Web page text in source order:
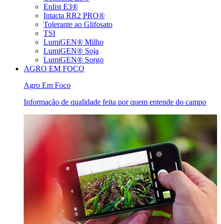
Enlist E3®
Intacta RR2 PRO®
Tolerante ao Glifosato
TSI
LumiGEN® Milho
LumiGEN® Soja
LumiGEN® Sorgo
AGRO EM FOCO
Agro Em Foco
Informação de qualidade feita por quem entende do campo